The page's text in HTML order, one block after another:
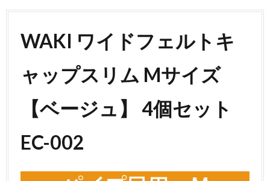
WAKI ワイドフェルトキ
ャップスリム Mサイズ
【ベージュ】 4個セット
EC-002